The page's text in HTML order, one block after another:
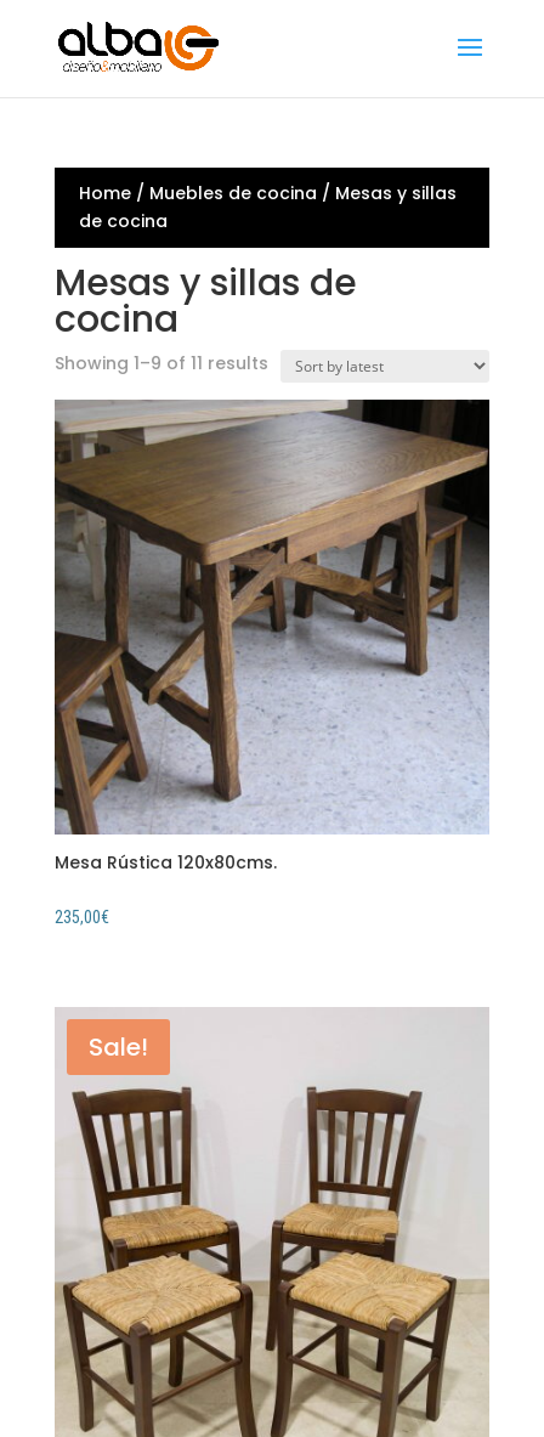
Home/ Muebles de cocina / Mesas y sillas
de cocina
Mesas y sillas de
cocina
Showing 1–9 of 11 results
Mesa Rústica 120x80cms.
235,00€
Sale!